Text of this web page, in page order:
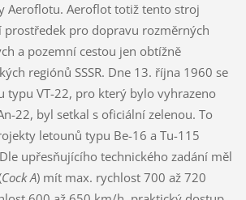
Aeroflotu. Aeroflot totiž tento stroj
prostředek pro dopravu rozměrných
a pozemní cestou jen obtížně
regiónů SSSR. Dne 13. října 1960 se
typu VT-22, pro který bylo vyhrazeno
22, byl setkal s oficiální zelenou. To
letounů typu Be-16 a Tu-115
upřesňujícího technického zadání měl
Cock A) mít max. rychlost 700 až 720